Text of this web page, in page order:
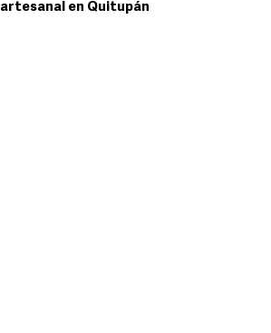
artesanal en Quitupán